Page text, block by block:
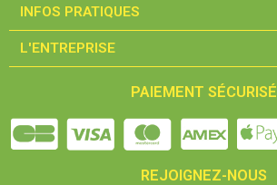
INFOS PRATIQUES​
L'ENTREPRISE​
PAIEMENT SÉCURISÉ
REJOIGNEZ-NOUS